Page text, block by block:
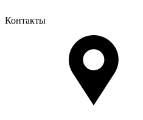
Контакты